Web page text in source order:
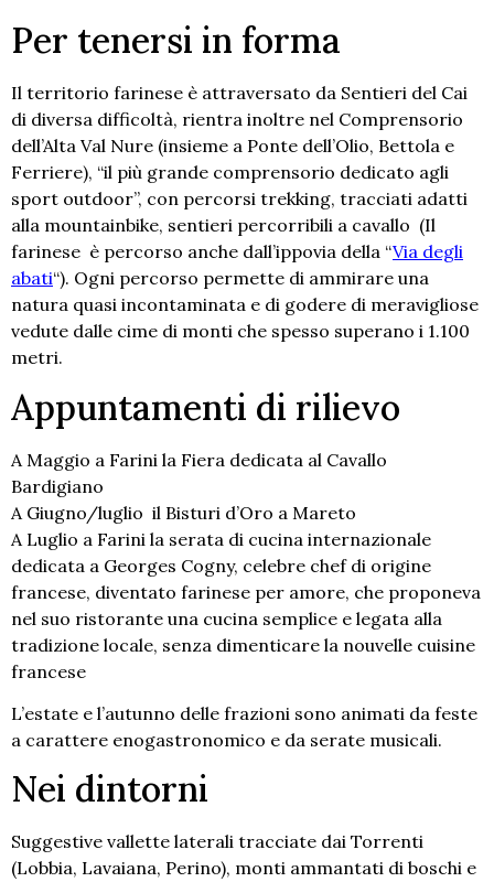
Per tenersi in forma
Il territorio farinese è attraversato da Sentieri del Cai
di diversa difficoltà, rientra inoltre nel Comprensorio
dell’Alta Val Nure (insieme a Ponte dell’Olio, Bettola e
Ferriere), “il più grande comprensorio dedicato agli
sport outdoor”, con percorsi trekking, tracciati adatti
alla mountainbike, sentieri percorribili a cavallo (Il
farinese è percorso anche dall’ippovia della “Via degli
abati“). Ogni percorso permette di ammirare una
natura quasi incontaminata e di godere di meravigliose
vedute dalle cime di monti che spesso superano i 1.100
metri.
Appuntamenti di rilievo
A Maggio a Farini la Fiera dedicata al Cavallo
Bardigiano
A Giugno/luglio il Bisturi d’Oro a Mareto
A Luglio a Farini la serata di cucina internazionale
dedicata a Georges Cogny, celebre chef di origine
francese, diventato farinese per amore, che proponeva
nel suo ristorante una cucina semplice e legata alla
tradizione locale, senza dimenticare la nouvelle cuisine
francese
L’estate e l’autunno delle frazioni sono animati da feste
a carattere enogastronomico e da serate musicali.
Nei dintorni
Suggestive vallette laterali tracciate dai Torrenti
(Lobbia, Lavaiana, Perino), monti ammantati di boschi e